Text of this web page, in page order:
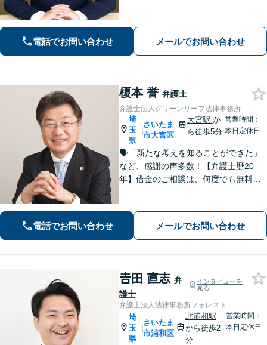
実績あり」最適な債務整理手段をご提
案【分割・後払い応相談】
電話でお問い合わせ メールでお問い合わせ
榎本 誉 弁護士
弁護士法人グリーンリーフ法律事務所
埼
玉
県
|
さいたま
市大宮区
大宮駅 か
ら徒歩5分
営業時間：
本日定休日
🗣️「新たな考えを知ることができた」
など、感謝の声多数！【弁護士歴20
年】借金のご相談は、何度でも無料！
能です【休日・夜間対応可】親切かつ
丁寧な対応に定評あり
電話でお問い合わせ メールでお問い合わせ
𠮷田 直志 弁
護士
インタビューを
見る
弁護士法人法律事務所フォレスト
埼
玉
県
|
さいたま
市浦和区
北浦和駅
から徒歩2
分
営業時間：
本日定休日